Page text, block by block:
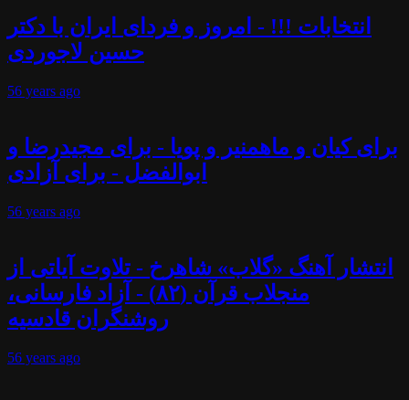
انتخابات !!! - امروز و فردای ایران با دکتر
حسین لاجوردی
56 years ago
برای کیان و ماهمنیر و پویا - برای مجیدرضا و
ابوالفضل - برای آزادی
56 years ago
انتشار آهنگ «گلاب» شاهرخ - تلاوت آیاتی از
منجلاب قرآن (۸۲) - آزاد فارسانی،
روشنگران قادسیه
56 years ago